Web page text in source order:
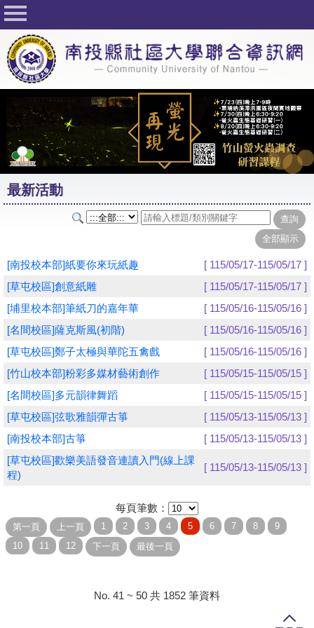
回首頁
關於社大
公佈欄
行事曆
最新活動
活動花絮
課程一覽表
志工與社團
友站連結
網路選課
學員專區
教師專區
評委專區
最新活動
[南投校本部]紙要你來玩紙趣
[ 115/05/17-115/05/17 ]
[草屯校區]創意紙雕
[ 115/05/17-115/05/17 ]
[埔里校本部]筆紙刀的嘉年華
[ 115/05/16-115/05/16 ]
[名間校區]薩克斯風(初階)
[ 115/05/16-115/05/16 ]
[草屯校區]鄭子太極與華陀五禽戲
[ 115/05/16-115/05/16 ]
[竹山校本部]粉彩多媒材藝術創作
[ 115/05/15-115/05/15 ]
[名間校區]多元韻律舞蹈
[ 115/05/15-115/05/15 ]
[草屯校區]弦歌雅韻彈古箏
[ 115/05/13-115/05/13 ]
[南投校本部]古箏
[ 115/05/13-115/05/13 ]
[草屯校區]歡樂美語發音連讀入門(線上課
程)
[ 115/05/13-115/05/13 ]
每頁筆數：
No. 41 ~ 50 共 1852 筆資料